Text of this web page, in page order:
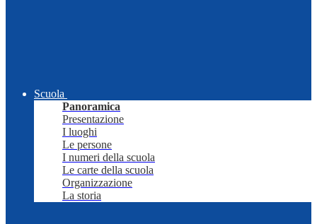
Scuola
Panoramica
Presentazione
I luoghi
Le persone
I numeri della scuola
Le carte della scuola
Organizzazione
La storia